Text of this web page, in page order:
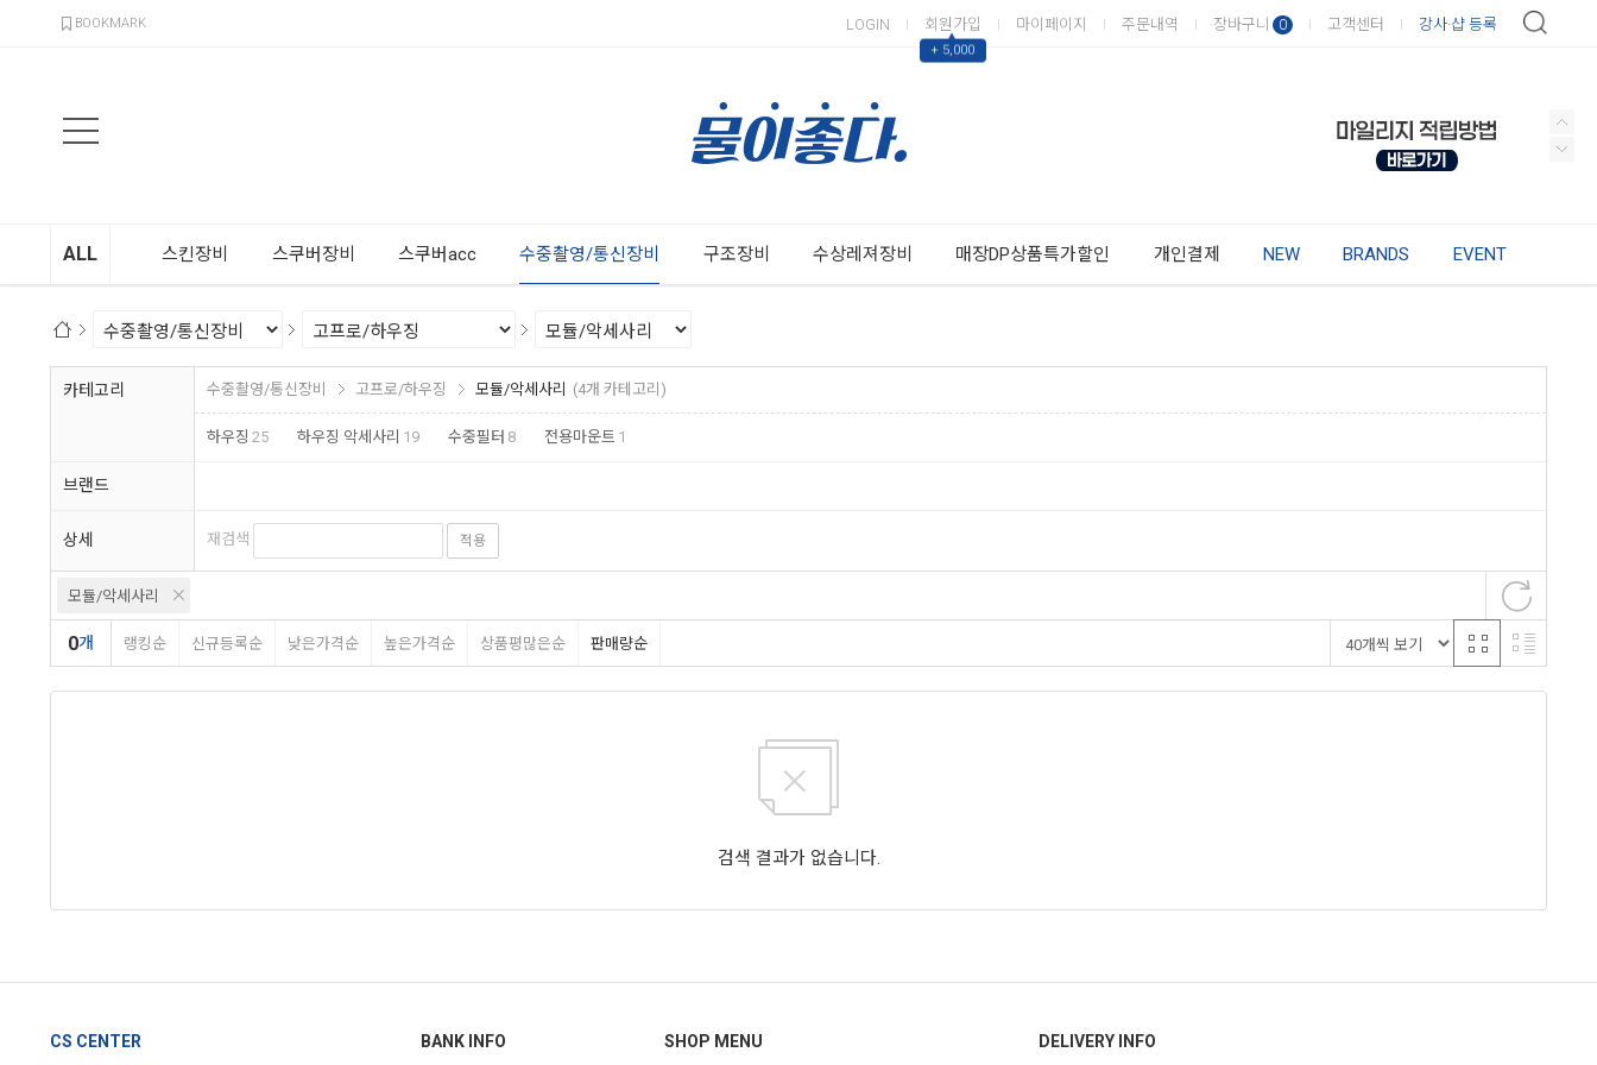
BOOKMARK LOGIN 회원가입
▲
+ 5,000
마이페이지 주문내역 장바구니 0 고객센터 강사·샵 등록
ALL 스킨장비 스쿠버장비 스쿠버acc 수중촬영/통신장비 구조장비 수상레져장비 매장DP상품특가할인 개인결제 NEW BRANDS EVENT
카테고리 수중촬영/통신장비 고프로/하우징 모듈/악세사리 (4개 카테고리)
하우징 25 하우징 악세사리 19 수중필터 8 전용마운트 1
브랜드
상세 재검색 적용
모듈/악세사리
0개 랭킹순 신규등록순 낮은가격순 높은가격순 상품평많은순 판매량순
검색 결과가 없습니다.
CS CENTER BANK INFO SHOP MENU DELIVERY INFO